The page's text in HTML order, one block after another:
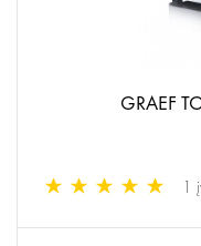
GRAEF
1